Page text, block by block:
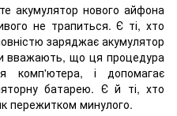
акумулятор нового айфона
не трапиться. Є ті, хто
заряджає акумулятор
вважають, що ця процедура
комп'ютера, і допомагає
батарею. Є й ті, хто
пережитком минулого.